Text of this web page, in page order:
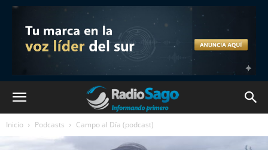
Inicio Podcasts Campo al Día (podcast)